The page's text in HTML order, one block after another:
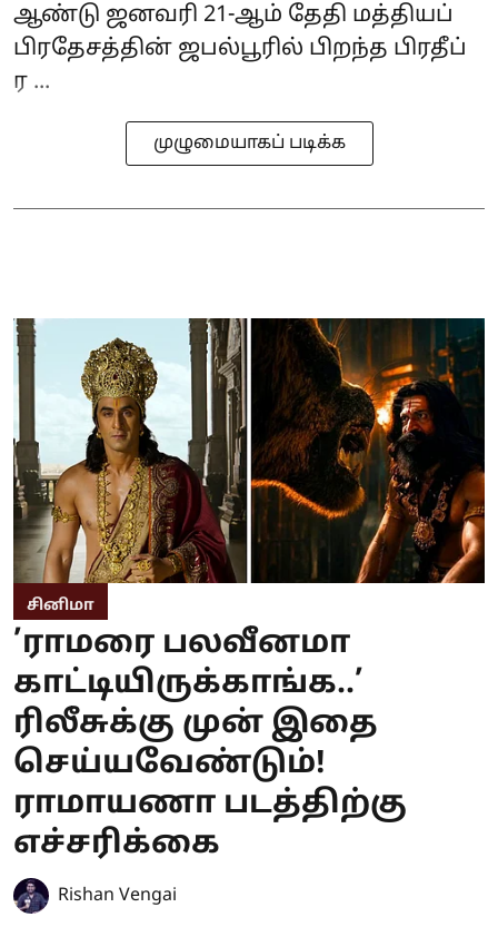
ஆண்டு ஜனவரி 21-ஆம் தேதி மத்தியப்
பிரதேசத்தின் ஜபல்பூரில் பிறந்த பிரதீப்
ர ...
முழுமையாகப் படிக்க
சினிமா
’ராமரை பலவீனமா
காட்டியிருக்காங்க..’
ரிலீசுக்கு முன் இதை
செய்யவேண்டும்!
ராமாயணா படத்திற்கு
எச்சரிக்கை
Rishan Vengai